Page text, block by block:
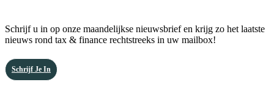
Schrijf u in op onze maandelijkse nieuwsbrief en krijg zo het laatste
nieuws rond tax & finance rechtstreeks in uw mailbox!
Schrijf Je In